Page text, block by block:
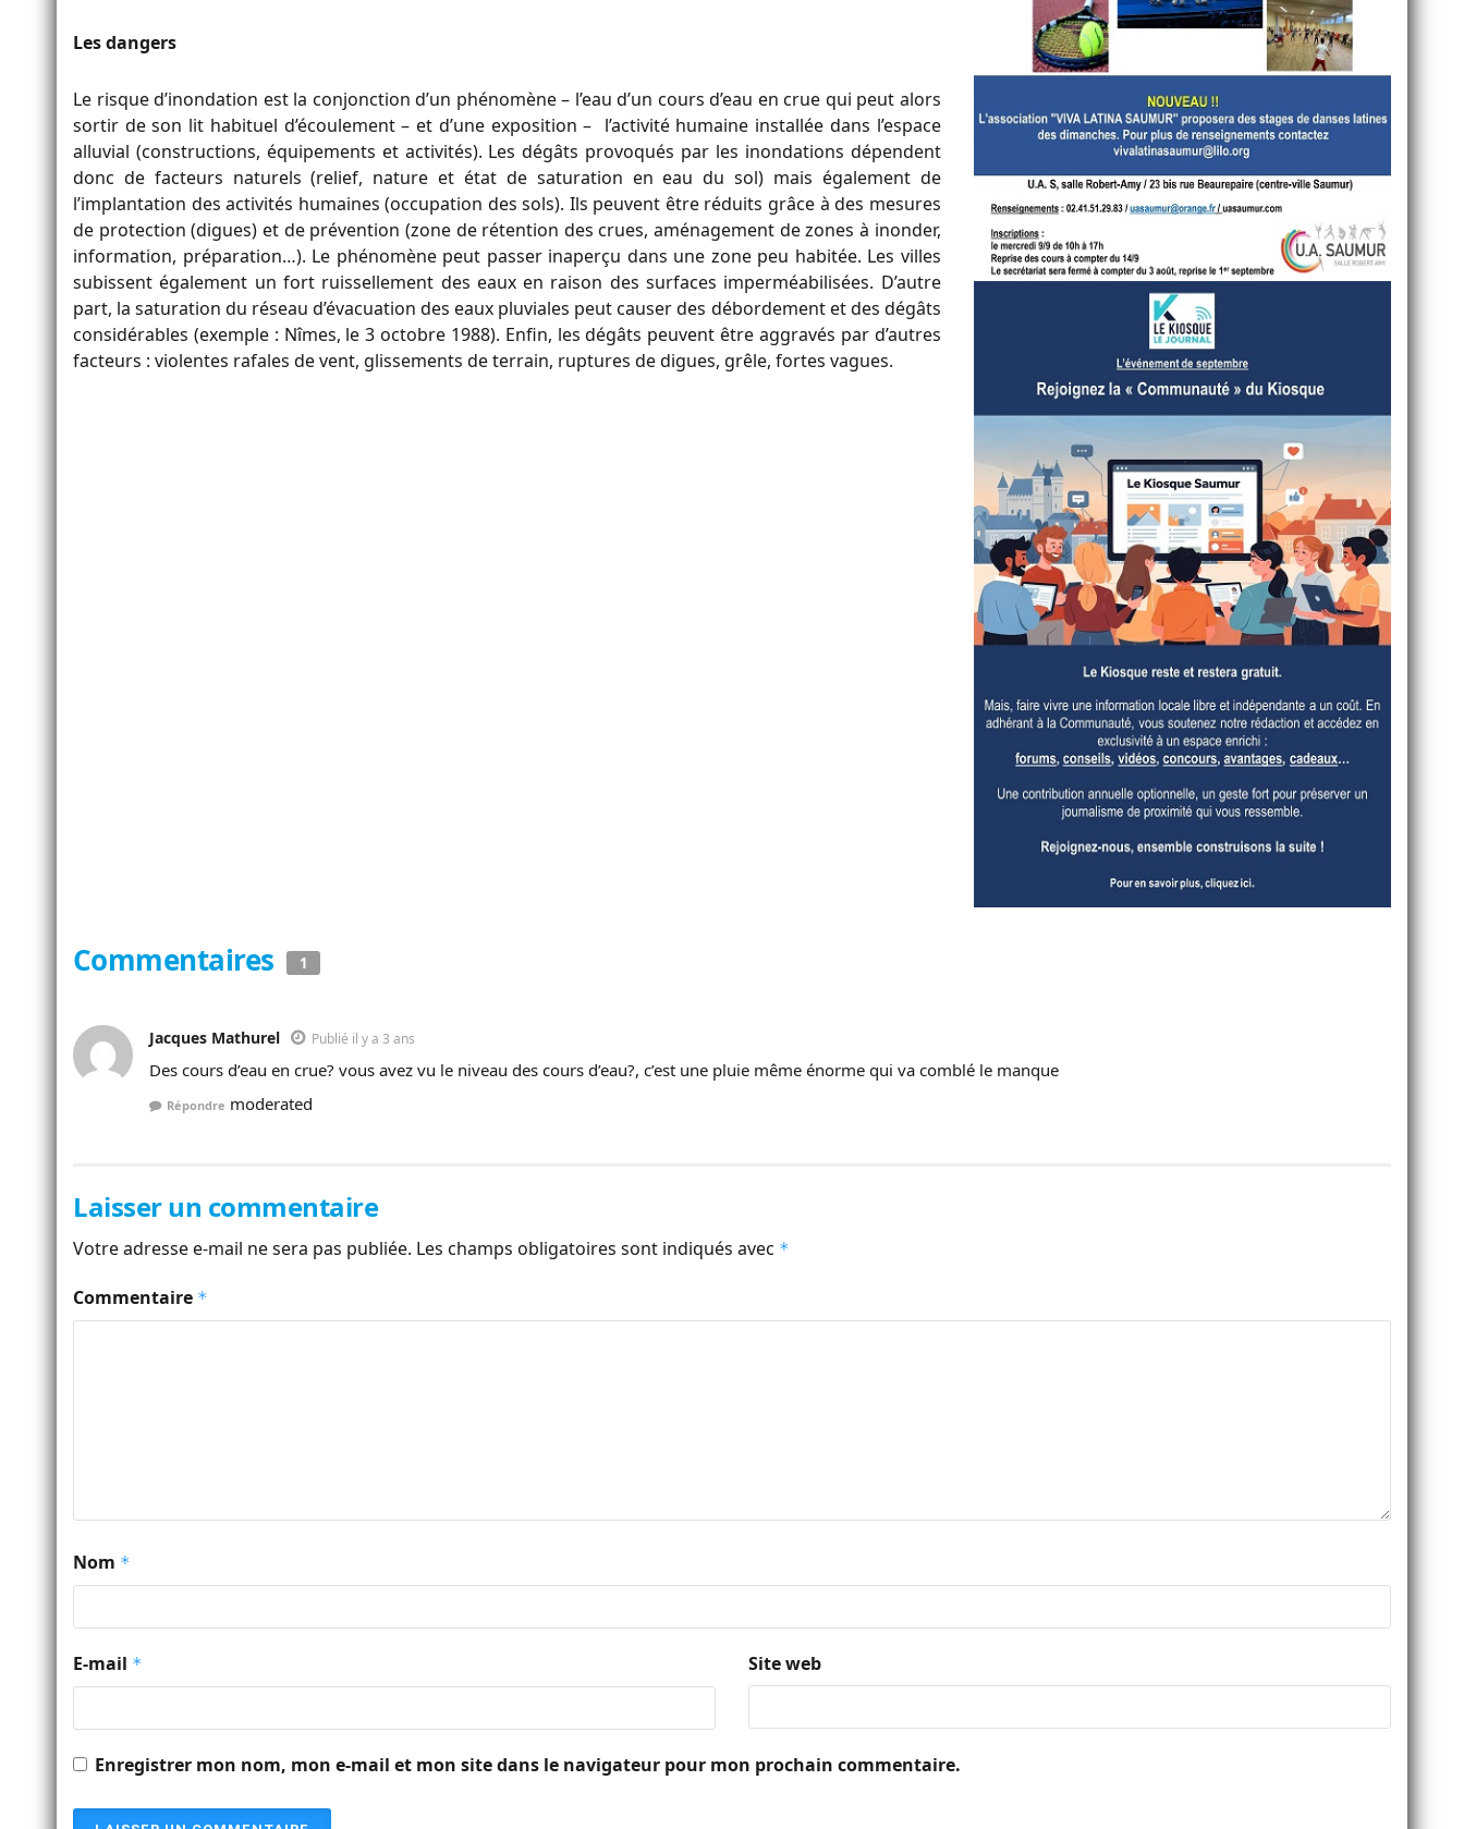
Les dangers
Le risque d’inondation est la conjonction d’un phénomène – l’eau d’un cours d’eau en crue qui peut alors
sortir de son lit habituel d’écoulement – et d’une exposition – l’activité humaine installée dans l’espace
alluvial (constructions, équipements et activités). Les dégâts provoqués par les inondations dépendent
donc de facteurs naturels (relief, nature et état de saturation en eau du sol) mais également de
l’implantation des activités humaines (occupation des sols). Ils peuvent être réduits grâce à des mesures
de protection (digues) et de prévention (zone de rétention des crues, aménagement de zones à inonder,
information, préparation…). Le phénomène peut passer inaperçu dans une zone peu habitée. Les villes
subissent également un fort ruissellement des eaux en raison des surfaces imperméabilisées. D’autre
part, la saturation du réseau d’évacuation des eaux pluviales peut causer des débordement et des dégâts
considérables (exemple : Nîmes, le 3 octobre 1988). Enfin, les dégâts peuvent être aggravés par d’autres
facteurs : violentes rafales de vent, glissements de terrain, ruptures de digues, grêle, fortes vagues.
Commentaires 1
Jacques Mathurel Publié il y a 3 ans
Des cours d’eau en crue? vous avez vu le niveau des cours d’eau?, c’est une pluie même énorme qui va comblé le manque
Répondre moderated
Laisser un commentaire
Votre adresse e-mail ne sera pas publiée. Les champs obligatoires sont indiqués avec *
Commentaire *
Nom *
E-mail * Site web
Enregistrer mon nom, mon e-mail et mon site dans le navigateur pour mon prochain commentaire.